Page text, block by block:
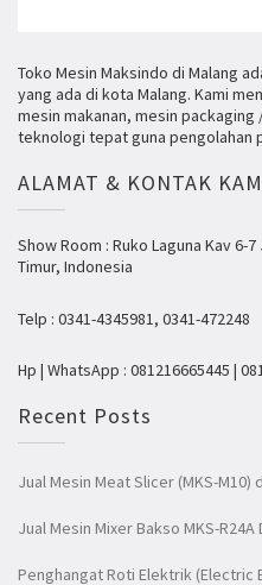
Toko Mesin Maksindo di Malang
yang ada di kota Malang. Kami
mesin makanan, mesin
teknologi tepat guna pengolahan
ALAMAT & KONTAK
Show Room : Ruko Laguna Kav 6-
Timur, Indonesia
Telp : 0341-4345981, 0341-472248
Hp | WhatsApp : 081216665445 |
Recent Posts
Jual Mesin Meat Slicer (MKS-M10)
Jual Mesin Mixer Bakso MKS-R24A
Penghangat Roti Elektrik (Electric